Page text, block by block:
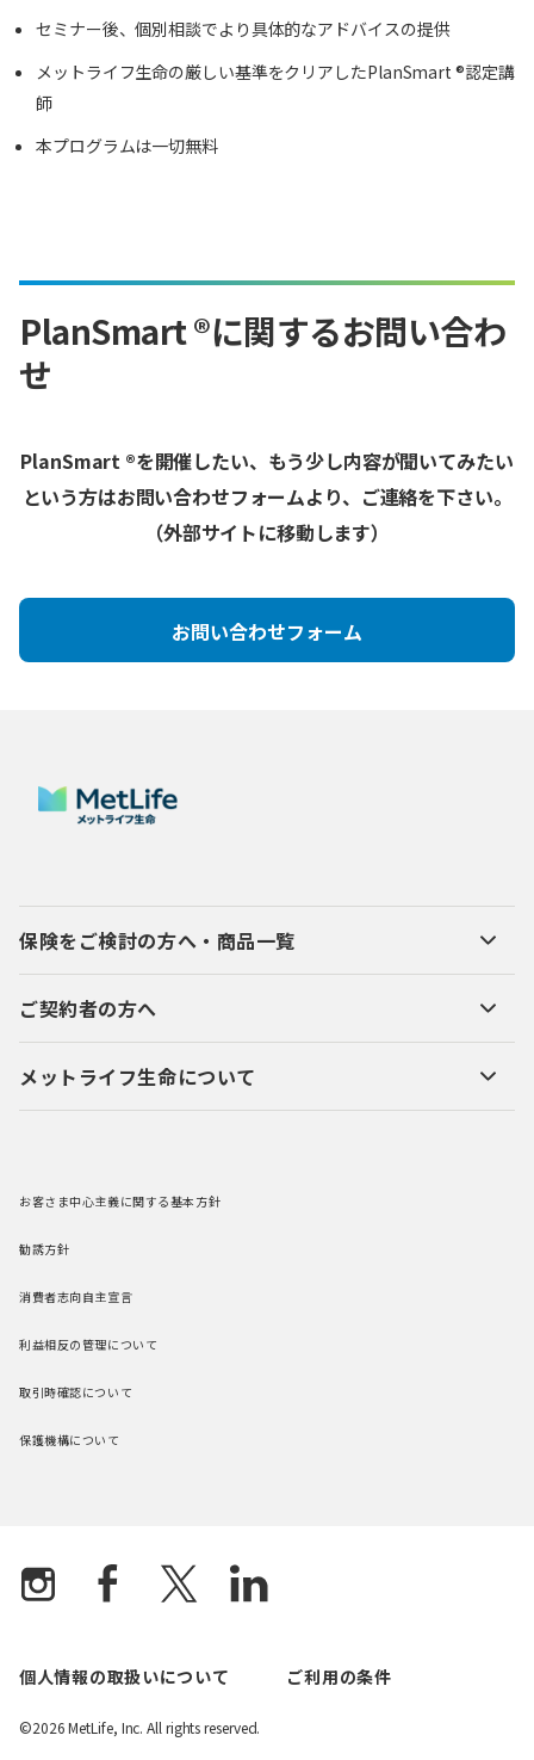
セミナー後、個別相談でより具体的なアドバイスの提供
メットライフ生命の厳しい基準をクリアしたPlanSmart ®認定講
師
本プログラムは一切無料
PlanSmart ®に関するお問い合わ
せ
PlanSmart ®を開催したい、もう少し内容が聞いてみたい
という方はお問い合わせフォームより、ご連絡を下さい。
（外部サイトに移動します）
お問い合わせフォーム
保険をご検討の方へ・商品一覧
ご契約者の方へ
メットライフ生命について
お客さま中心主義に関する基本方針
勧誘方針
消費者志向自主宣言
利益相反の管理について
取引時確認について
保護機構について
個人情報の取扱いについて ご利用の条件
©2026 MetLife, Inc. All rights reserved.